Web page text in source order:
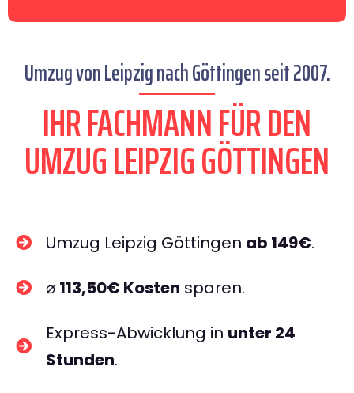
Umzug von Leipzig nach Göttingen seit 2007.
IHR FACHMANN FÜR DEN
UMZUG LEIPZIG GÖTTINGEN
Umzug Leipzig Göttingen ab 149€.
⌀ 113,50€ Kosten sparen.
Express-Abwicklung in unter 24
Stunden.